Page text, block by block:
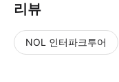
리뷰
NOL 인터파크투어